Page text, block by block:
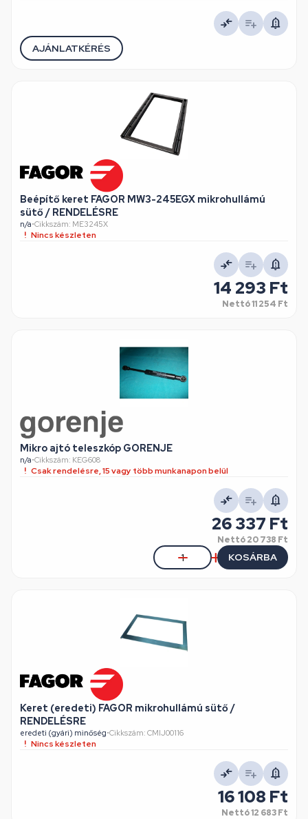
AJÁNLATKÉRÉS
Beépítő keret FAGOR MW3-245EGX mikrohullámú
sütő / RENDELÉSRE
n/a•Cikkszám: ME3245X
Nincs készleten
14 293 Ft
Nettó11 254 Ft
Mikro ajtó teleszkóp GORENJE
n/a•Cikkszám: KEG608
Csak rendelésre, 15 vagy több munkanapon belül
26 337 Ft
Nettó20 738 Ft
KOSÁRBA
Keret (eredeti) FAGOR mikrohullámú sütő /
RENDELÉSRE
eredeti (gyári) minőség•Cikkszám: CMIJ00116
Nincs készleten
16 108 Ft
Nettó12 683 Ft